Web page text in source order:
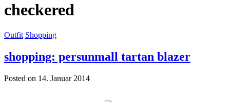
checkered
Outfit Shopping
shopping: persunmall tartan blazer
Posted on 14. Januar 2014